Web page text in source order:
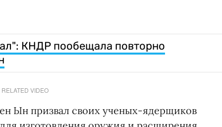
КНДР пообещала повторно
RELATED VIDEO
Ын призвал своих ученых-ядерщиков